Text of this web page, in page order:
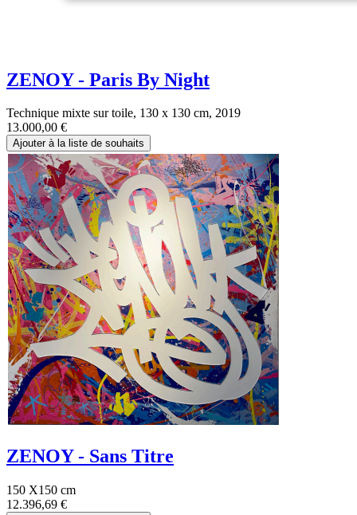
ZENOY - Paris By Night
Technique mixte sur toile, 130 x 130 cm, 2019
13.000,00 €
Ajouter à la liste de souhaits
ZENOY - Sans Titre
150 X150 cm
12.396,69 €